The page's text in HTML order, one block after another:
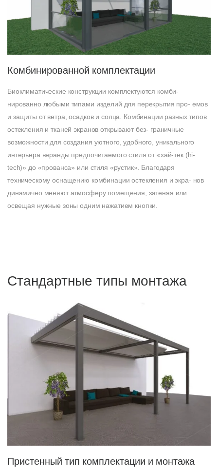
Комбинированной комплектации
Биоклиматические конструкции комплектуются комби-
нированно любыми типами изделий для перекрытия про- емов
и защиты от ветра, осадков и солца. Комбинации разных типов
остекления и тканей экранов открывают без- граничные
возможности для создания уютного, удобного, уникального
интерьера веранды предпочитаемого стиля от «хай-тек (hi-
tech)» до «прованса» или стиля «рустик». Благодаря
техническому оснащению комбинации остекления и экра- нов
динамично меняют атмосферу помещения, затеняя или
освещая нужные зоны одним нажатием кнопки.
Стандартные типы монтажа
Пристенный тип комплектации и монтажа